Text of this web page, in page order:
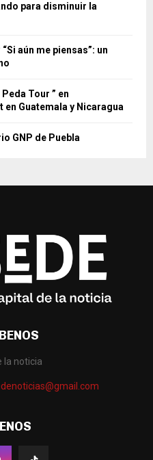
para disminuir la
aún me piensas”: un
Tour ” en
Guatemala y Nicaragua
GNP de Puebla
la noticia